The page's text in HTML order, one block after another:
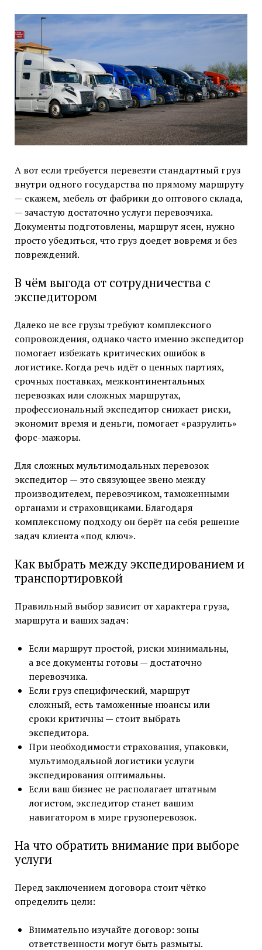
А вот если требуется перевезти стандартный груз
внутри одного государства по прямому маршруту
— скажем, мебель от фабрики до оптового склада,
— зачастую достаточно услуги перевозчика.
Документы подготовлены, маршрут ясен, нужно
просто убедиться, что груз доедет вовремя и без
повреждений.
В чём выгода от сотрудничества с
экспедитором
Далеко не все грузы требуют комплексного
сопровождения, однако часто именно экспедитор
помогает избежать критических ошибок в
логистике. Когда речь идёт о ценных партиях,
срочных поставках, межконтинентальных
перевозках или сложных маршрутах,
профессиональный экспедитор снижает риски,
экономит время и деньги, помогает «разрулить»
форс-мажоры.
Для сложных мультимодальных перевозок
экспедитор — это связующее звено между
производителем, перевозчиком, таможенными
органами и страховщиками. Благодаря
комплексному подходу он берёт на себя решение
задач клиента «под ключ».
Как выбрать между экспедированием и
транспортировкой
Правильный выбор зависит от характера груза,
маршрута и ваших задач:
Если маршрут простой, риски минимальны,
а все документы готовы — достаточно
перевозчика.
Если груз специфический, маршрут
сложный, есть таможенные нюансы или
сроки критичны — стоит выбрать
экспедитора.
При необходимости страхования, упаковки,
мультимодальной логистики услуги
экспедирования оптимальны.
Если ваш бизнес не располагает штатным
логистом, экспедитор станет вашим
навигатором в мире грузоперевозок.
На что обратить внимание при выборе
услуги
Перед заключением договора стоит чётко
определить цели:
Внимательно изучайте договор: зоны
ответственности могут быть размыты.